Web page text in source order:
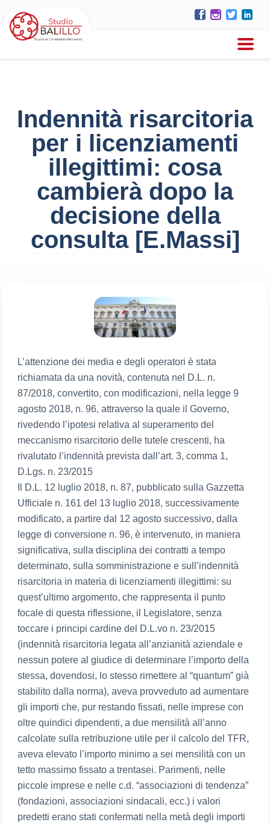
Indennità risarcitoria
per i licenziamenti
illegittimi: cosa
cambierà dopo la
decisione della
consulta [E.Massi]
L’attenzione dei media e degli operatori è stata
richiamata da una novità, contenuta nel D.L. n.
87/2018, convertito, con modificazioni, nella legge 9
agosto 2018, n. 96, attraverso la quale il Governo,
rivedendo l’ipotesi relativa al superamento del
meccanismo risarcitorio delle tutele crescenti, ha
rivalutato l’indennità prevista dall’art. 3, comma 1,
D.Lgs. n. 23/2015
Il D.L. 12 luglio 2018, n. 87, pubblicato sulla Gazzetta
Ufficiale n. 161 del 13 luglio 2018, successivamente
modificato, a partire dal 12 agosto successivo, dalla
legge di conversione n. 96, è intervenuto, in maniera
significativa, sulla disciplina dei contratti a tempo
determinato, sulla somministrazione e sull’indennità
risarcitoria in materia di licenziamenti illegittimi: su
quest’ultimo argomento, che rappresenta il punto
focale di questa riflessione, il Legislatore, senza
toccare i principi cardine del D.L.vo n. 23/2015
(indennità risarcitoria legata all’anzianità aziendale e
nessun potere al giudice di determinare l’importo della
stessa, dovendosi, lo stesso rimettere al “quantum” già
stabilito dalla norma), aveva provveduto ad aumentare
gli importi che, pur restando fissati, nelle imprese con
oltre quindici dipendenti, a due mensilità all’anno
calcolate sulla retribuzione utile per il calcolo del TFR,
aveva elevato l’importo minimo a sei mensilità con un
tetto massimo fissato a trentasei. Parimenti, nelle
piccole imprese e nelle c.d. “associazioni di tendenza”
(fondazioni, associazioni sindacali, ecc.) i valori
predetti erano stati confermati nella metà degli importi